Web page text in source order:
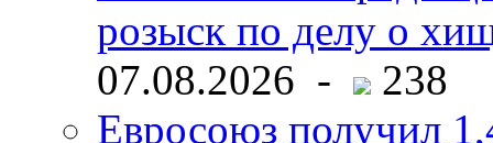
розыск по делу о
07.08.2026 -
238
Евросоюз получил